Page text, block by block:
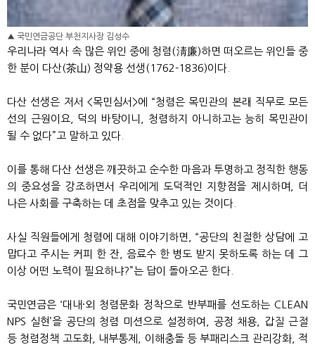
▲ 국민연금공단 부천지사장 김성수
우리나라 역사 속 많은 위인 중에 청렴(淸廉)하면 떠오르는 위인들 중
한 분이 다산(茶山) 정약용 선생(1762-1836)이다.
다산 선생은 저서 <목민심서>에 “청렴은 목민관의 본래 직무로 모든
선의 근원이요, 덕의 바탕이니, 청렴하지 아니하고는 능히 목민관이
될 수 없다”고 말하고 있다.
이를 통해 다산 선생은 깨끗하고 순수한 마음과 투명하고 정직한 행동
의 중요성을 강조하면서 우리에게 도덕적인 지향점을 제시하며, 더
나은 사회를 구축하는 데 초점을 맞추고 있는 것이다.
사실 직원들에게 청렴에 대해 이야기하면, “공단의 친절한 상담에 고
맙다고 주시는 커피 한 잔, 음료수 한 병도 받지 못하도록 하는 데 그
이상 어떤 노력이 필요하냐?”는 답이 돌아오곤 한다.
국민연금은 ‘대내·외 청렴문화 정착으로 반부패를 선도하는 CLEAN
NPS 실현’을 공단의 청렴 미션으로 설정하여, 공정 채용, 갑질 근절
등 청렴정책 고도화, 내부통제, 이해충돌 등 부패리스크 관리강화, 적